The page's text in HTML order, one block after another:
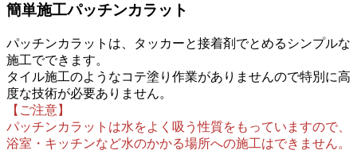
簡単施工パッチンカラット
パッチンカラットは、タッカーと接着剤でとめるシンプルな
施工でできます。
タイル施工のようなコテ塗り作業がありませんので特別に高
度な技術が必要ありません。
【ご注意】
パッチンカラットは水をよく吸う性質をもっていますので、
浴室・キッチンなど水のかかる場所への施工はできません。